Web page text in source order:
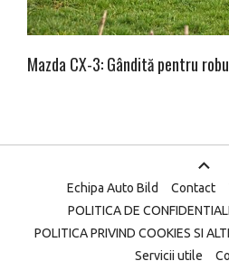
Mazda CX-3: Gândită pentru
Echipa Auto Bild Contact
POLITICA DE
POLITICA PRIVIND COOKIES SI
Servicii utile